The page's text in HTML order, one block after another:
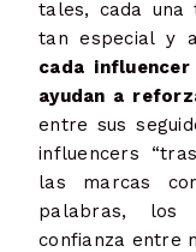
tales, cada una
tan especial y
cada
ayudan a
entre sus
influencers
las marcas
palabras, los
confianza entre